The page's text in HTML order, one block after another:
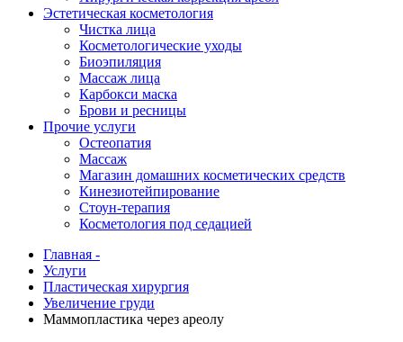
Эстетическая косметология
Чистка лица
Косметологические уходы
Биоэпиляция
Массаж лица
Карбокси маска
Брови и ресницы
Прочие услуги
Остеопатия
Массаж
Магазин домашних косметических средств
Кинезиотейпирование
Стоун-терапия
Косметология под седацией
Главная -
Услуги
Пластическая хирургия
Увеличение груди
Маммопластика через ареолу